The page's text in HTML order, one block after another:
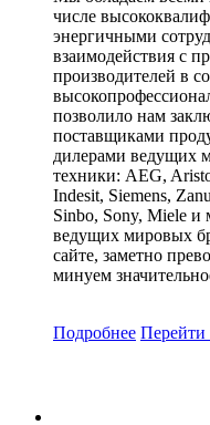
числе
энергичными
взаимодействия с
производителей в
позволило нам
поставщиками
дилерами ведущих
техники: AEG,
Indesit, Siemens,
Sinbo, Sony, Miele и
ведущих мировых
сайте, заметно
минуем
Подробнее Перейти